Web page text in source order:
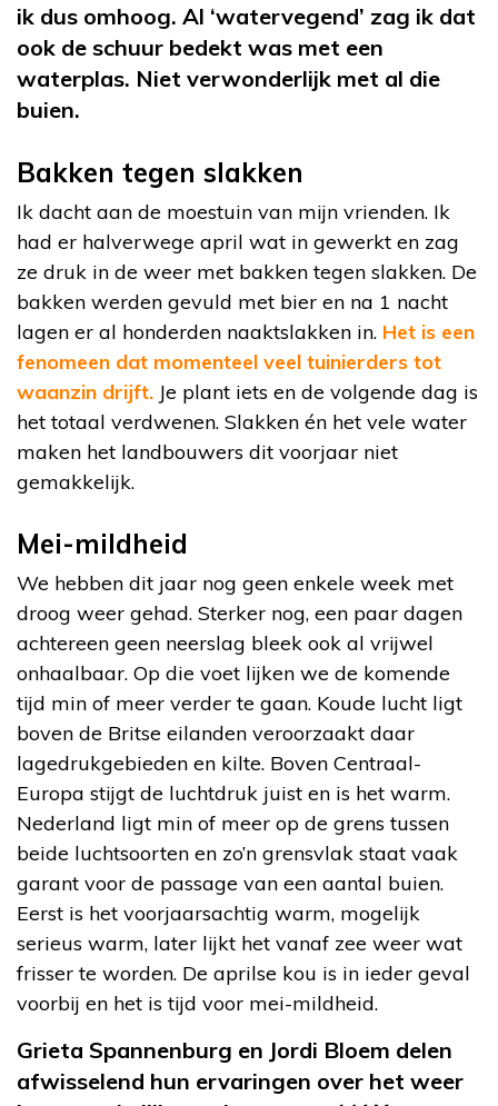
ik dus omhoog. Al ‘watervegend’ zag ik dat
ook de schuur bedekt was met een
waterplas. Niet verwonderlijk met al die
buien.
Bakken tegen slakken
Ik dacht aan de moestuin van mijn vrienden. Ik
had er halverwege april wat in gewerkt en zag
ze druk in de weer met bakken tegen slakken. De
bakken werden gevuld met bier en na 1 nacht
lagen er al honderden naaktslakken in. Het is een
fenomeen dat momenteel veel tuinierders tot
waanzin drijft. Je plant iets en de volgende dag is
het totaal verdwenen. Slakken én het vele water
maken het landbouwers dit voorjaar niet
gemakkelijk.
Mei-mildheid
We hebben dit jaar nog geen enkele week met
droog weer gehad. Sterker nog, een paar dagen
achtereen geen neerslag bleek ook al vrijwel
onhaalbaar. Op die voet lijken we de komende
tijd min of meer verder te gaan. Koude lucht ligt
boven de Britse eilanden veroorzaakt daar
lagedrukgebieden en kilte. Boven Centraal-
Europa stijgt de luchtdruk juist en is het warm.
Nederland ligt min of meer op de grens tussen
beide luchtsoorten en zo’n grensvlak staat vaak
garant voor de passage van een aantal buien.
Eerst is het voorjaarsachtig warm, mogelijk
serieus warm, later lijkt het vanaf zee weer wat
frisser te worden. De aprilse kou is in ieder geval
voorbij en het is tijd voor mei-mildheid.
Grieta Spannenburg en Jordi Bloem delen
afwisselend hun ervaringen over het weer